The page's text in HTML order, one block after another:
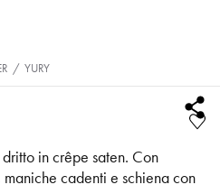
/ YURY
in crêpe saten. Con
cadenti e schiena con